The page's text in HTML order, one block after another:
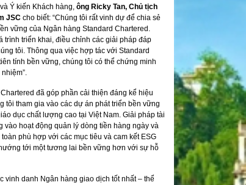
Ý kiến Khách hàng, ông Ricky Tan, Chủ tịch
JSC cho biết: “Chúng tôi rất vinh dự để chia sẻ
vững của Ngân hàng Standard Chartered.
trình triển khai, điều chỉnh các giải pháp đáp
tôi. Thông qua việc hợp tác với Standard
tính bền vững, chúng tôi có thể chứng minh
đã góp phần cải thiện đáng kể hiệu
tôi tham gia vào các dự án phát triển bền vững
dục chất lượng cao tại Việt Nam. Giải pháp tài
hoạt động quản lý dòng tiền hàng ngày và
phù hợp với các mục tiêu và cam kết ESG
tới một tương lai bền vững hơn với sự hỗ
danh Ngân hàng giao dịch tốt nhất – thể